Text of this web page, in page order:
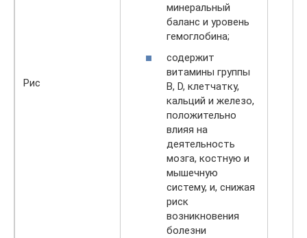
Рис
минеральный
баланс и уровень
гемоглобина;
содержит
витамины группы
B, D, клетчатку,
кальций и железо,
положительно
влияя на
деятельность
мозга, костную и
мышечную
систему, и, снижая
риск
возникновения
болезни